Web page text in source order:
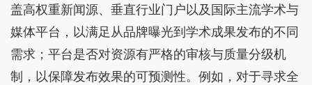
盖高权重新闻源、垂直行业门户以及国际主流学术与
媒体平台，以满足从品牌曝光到学术成果发布的不同
需求；平台是否对资源有严格的审核与质量分级机
制，以保障发布效果的可预测性。例如，对于寻求全